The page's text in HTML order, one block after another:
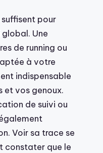
pour
Une
de running ou
à votre
indispensable
et vos genoux.
de suivi ou
Voir sa trace se
constater que le